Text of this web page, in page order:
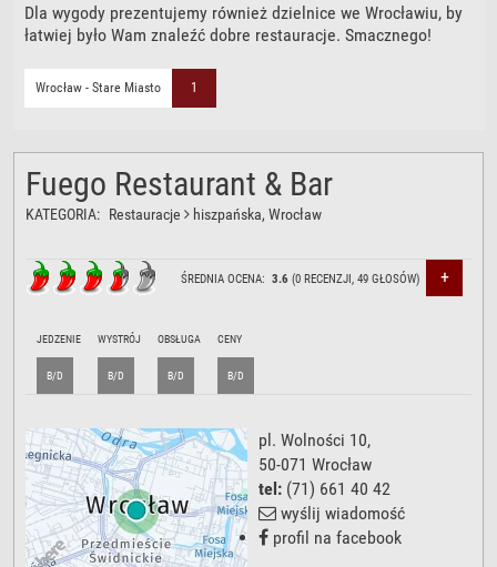
Dla wygody prezentujemy również dzielnice we Wrocławiu, by
łatwiej było Wam znaleźć dobre restauracje. Smacznego!
Wrocław - Stare Miasto 1
Fuego Restaurant & Bar
KATEGORIA: Restauracje hiszpańska, Wrocław
ŚREDNIA OCENA:3.6 (0 RECENZJI,49 GŁOSÓW) +
JEDZENIE
B/D
WYSTRÓJ
B/D
OBSŁUGA
B/D
CENY
B/D
pl. Wolności 10,
50-071 Wrocław
tel: (71) 661 40 42
wyślij wiadomość
profil na facebook